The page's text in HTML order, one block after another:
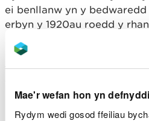
Mae'r wefan hon yn
Rydym wedi gosod ffeiliau
ei benllanw yn y
erbyn y 1920au roedd y
mwyngloddio wedi dod i
gollyngiadau o weithfeydd
thrwytholchi neu erydiad
Mae dros 500 tunnell o